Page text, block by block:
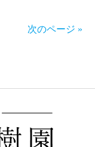
次のページ »